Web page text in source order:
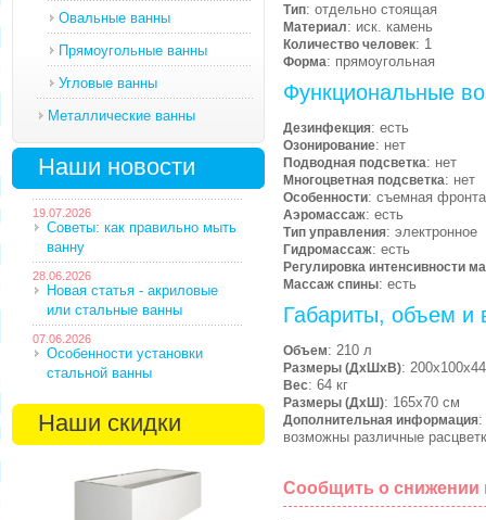
Овальные ванны
Прямоугольные ванны
Угловые ванны
Металлические ванны
Наши новости
19.07.2026
Советы: как правильно мыть
ванну
28.06.2026
Новая статья - акриловые
или стальные ванны
07.06.2026
Особенности установки
стальной ванны
Наши скидки
Тип: отдельно стоящая
Материал: иск. камень
Количество человек: 1
Форма: прямоугольная
Функциональные
Дезинфекция: есть
Озонирование: нет
Подводная подсветка: нет
Многоцветная подсветка: нет
Особенности: съемная
Аэромассаж: есть
Тип управления: электронное
Гидромассаж: есть
Регулировка интенсивности
Массаж спины: есть
Габариты, объем и
Объем: 210 л
Размеры (ДхШхВ):
Вес: 64 кг
Размеры (ДхШ): 165х70 см
Дополнительная информация:
возможны различные
Сообщить о снижении